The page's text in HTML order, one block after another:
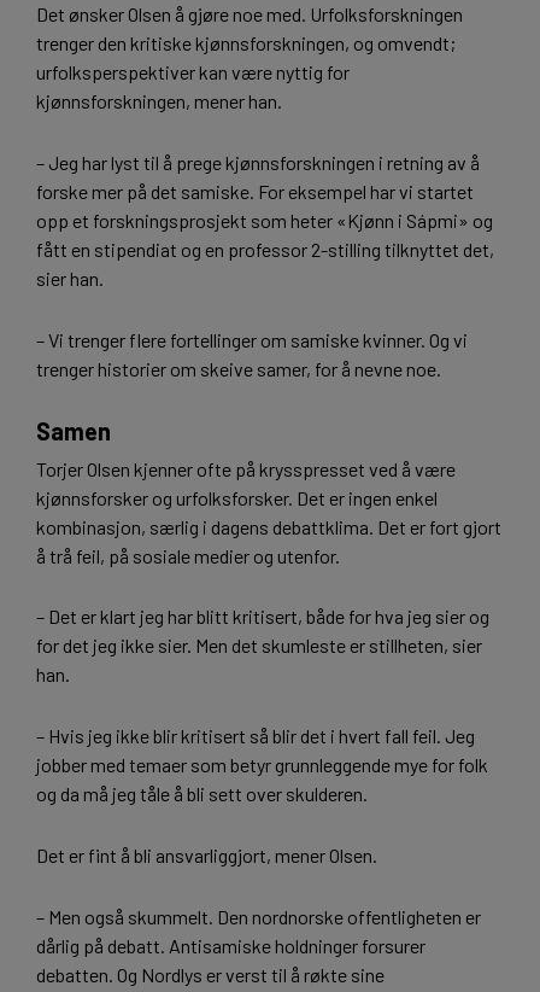
Det ønsker Olsen å gjøre noe med. Urfolksforskningen
trenger den kritiske kjønnsforskningen, og omvendt;
urfolksperspektiver kan være nyttig for
kjønnsforskningen, mener han.
– Jeg har lyst til å prege kjønnsforskningen i retning av å
forske mer på det samiske. For eksempel har vi startet
opp et forskningsprosjekt som heter «Kjønn i Sápmi» og
fått en stipendiat og en professor 2-stilling tilknyttet det,
sier han.
– Vi trenger flere fortellinger om samiske kvinner. Og vi
trenger historier om skeive samer, for å nevne noe.
Samen
Torjer Olsen kjenner ofte på krysspresset ved å være
kjønnsforsker og urfolksforsker. Det er ingen enkel
kombinasjon, særlig i dagens debattklima. Det er fort gjort
å trå feil, på sosiale medier og utenfor.
– Det er klart jeg har blitt kritisert, både for hva jeg sier og
for det jeg ikke sier. Men det skumleste er stillheten, sier
han.
– Hvis jeg ikke blir kritisert så blir det i hvert fall feil. Jeg
jobber med temaer som betyr grunnleggende mye for folk
og da må jeg tåle å bli sett over skulderen.
Det er fint å bli ansvarliggjort, mener Olsen.
– Men også skummelt. Den nordnorske offentligheten er
dårlig på debatt. Antisamiske holdninger forsurer
debatten. Og Nordlys er verst til å røkte sine